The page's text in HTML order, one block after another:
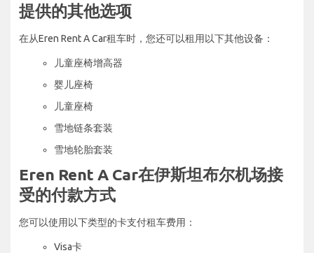
提供的其他选项
在从Eren Rent A Car租车时，您还可以租用以下其他设备：
儿童座椅增高器
婴儿座椅
儿童座椅
雪地链条套装
雪地轮胎套装
Eren Rent A Car在伊斯坦布尔机场接
受的付款方式
您可以使用以下类型的卡支付租车费用：
Visa卡